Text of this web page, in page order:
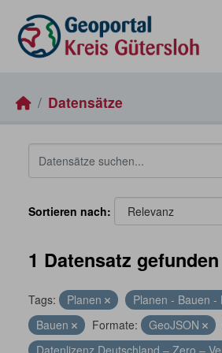
Datensätze
Sortieren nach
1 Datensatz gefunden
Tags: Planen
Planen - Bauen -
Bauen
Formate: GeoJSON
Datenlizenz Deutschland – Zero –